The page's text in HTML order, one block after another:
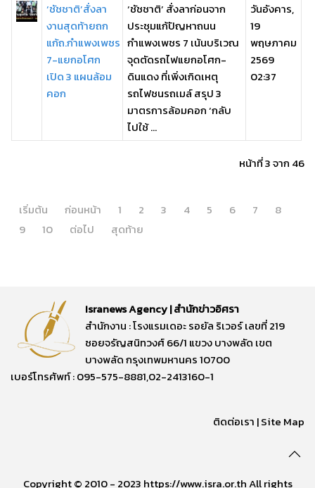
‘ชัชชาติ’สั่งลา
งานสุดท้ายถก
แก้ถ.กำแพงเพชร
7-แยกอโศก
เปิด 3 แผนล้อม
คอก
‘ชัชชาติ’ สั่งลาก่อนจาก
ประชุมแก้ปัญหาถนน
กำแพงเพชร 7 เน้นบริเวณ
จุดตัดรถไฟแยกอโศก-
ดินแดง ที่เพิ่งเกิดเหตุ
รถไฟชนรถเมล์ สรุป 3
มาตรการล้อมคอก ‘กลับ
ไปใช้ ...
วันอังคาร,
19
พฤษภาคม
2569
02:37
หน้าที่ 3 จาก 46
เริ่มต้น ก่อนหน้า 1 2 3 4 5 6 7
8
9
10 ต่อไป สุดท้าย
Isranews Agency | สำนักข่าวอิศรา
สำนักงาน : โรงแรมเดอะ รอยัล ริเวอร์ เลขที่ 219
ซอยจรัญสนิทวงศ์ 66/1 แขวง บางพลัด เขต
บางพลัด กรุงเทพมหานคร 10700
เบอร์โทรศัพท์ : 095-575-8881,02-2413160-1
ติดต่อเรา |Site Map
Copyright © 2010 - 2023 https://www.isra.or.th All rights